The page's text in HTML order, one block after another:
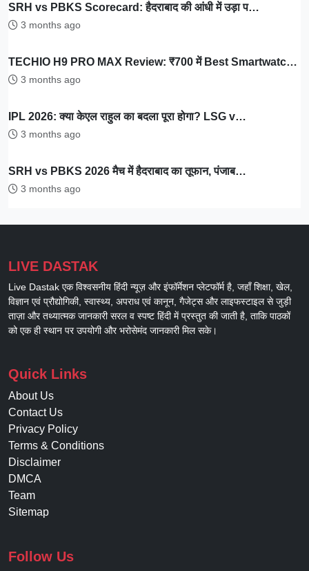
SRH vs PBKS Scorecard: हैदराबाद की आंधी में उड़ा प…
3 months ago
TECHIO H9 PRO MAX Review: ₹700 में Best Smartwatc…
3 months ago
IPL 2026: क्या केएल राहुल का बदला पूरा होगा? LSG v…
3 months ago
SRH vs PBKS 2026 मैच में हैदराबाद का तूफान, पंजाब…
3 months ago
LIVE DASTAK
Live Dastak एक विश्वसनीय हिंदी न्यूज़ और इंफॉर्मेशन प्लेटफॉर्म है, जहाँ शिक्षा, खेल,
विज्ञान एवं प्रौद्योगिकी, स्वास्थ्य, अपराध एवं कानून, गैजेट्स और लाइफस्टाइल से जुड़ी
ताज़ा और तथ्यात्मक जानकारी सरल व स्पष्ट हिंदी में प्रस्तुत की जाती है, ताकि पाठकों
को एक ही स्थान पर उपयोगी और भरोसेमंद जानकारी मिल सके।
Quick Links
About Us
Contact Us
Privacy Policy
Terms & Conditions
Disclaimer
DMCA
Team
Sitemap
Follow Us